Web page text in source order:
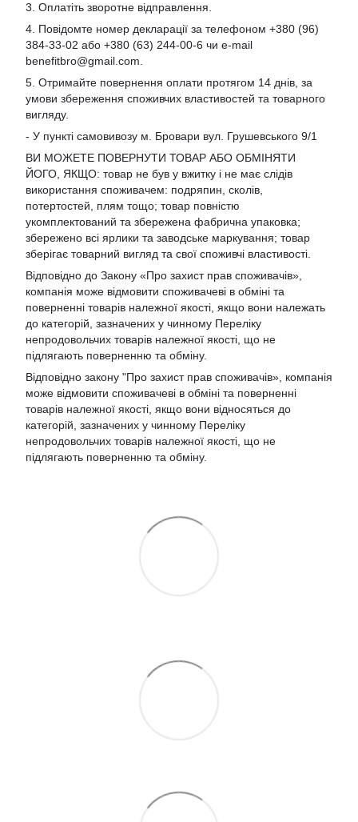
3. Оплатіть зворотне відправлення.
4. Повідомте номер декларації за телефоном +380 (96)
384-33-02 або +380 (63) 244-00-6 чи e-mail
benefitbro@gmail.com
5. Отримайте повернення оплати протягом 14 днів, за
умови збереження споживчих властивостей та товарного
вигляду.
- У пункті самовивозу м. Бровари вул. Грушевського 9/1
ВИ МОЖЕТЕ ПОВЕРНУТИ ТОВАР АБО ОБМІНЯТИ
ЙОГО, ЯКЩО: товар не був у вжитку і не має слідів
використання споживачем: подряпин, сколів,
потертостей, плям тощо; товар повністю
укомплектований та збережена фабрична упаковка;
збережено всі ярлики та заводське маркування; товар
зберігає товарний вигляд та свої споживчі властивості.
Відповідно до Закону «Про захист прав споживачів»,
компанія може відмовити споживачеві в обміні та
поверненні товарів належної якості, якщо вони належать
до категорій, зазначених у чинному Переліку
непродовольчих товарів належної якості, що не
підлягають поверненню та обміну.
Відповідно закону "Про захист прав споживачів» , компанія
може відмовити споживачеві в обміні та поверненні
товарів належної якості, якщо вони відносяться до
категорій, зазначених у чинному Переліку
непродовольчих товарів належної якості, що не
підлягають поверненню та обміну.